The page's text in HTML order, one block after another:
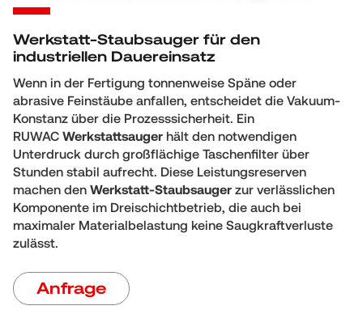
Werkstatt-Staubsauger für den
industriellen Dauereinsatz
Wenn in der Fertigung tonnenweise Späne oder
abrasive Feinstäube anfallen, entscheidet die Vakuum-
Konstanz über die Prozesssicherheit. Ein
RUWAC Werkstattsauger hält den notwendigen
Unterdruck durch großflächige Taschenfilter über
Stunden stabil aufrecht. Diese Leistungsreserven
machen den Werkstatt-Staubsauger zur verlässlichen
Komponente im Dreischichtbetrieb, die auch bei
maximaler Materialbelastung keine Saugkraftverluste
zulässt.
Anfrage